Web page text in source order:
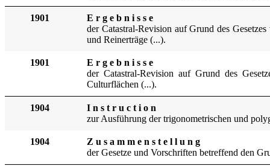
1901
E r g e b n i s s e
der Catastral-Revision auf Grund des
und Reinerträge (...).
1901
E r g e b n i s s e
der Catastral-Revision auf Grund des
Culturflächen (...).
1904
I n s t r u c t i o n
zur Ausführung der trigonometrischen und
1904
Z u s a m m e n s t e l l u n g
der Gesetze und Vorschriften betreffend den